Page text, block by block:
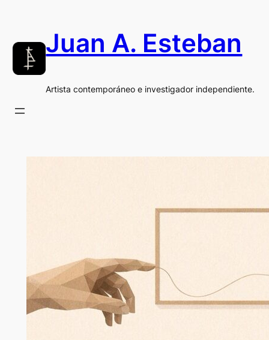
Juan A. Esteban
Artista contemporáneo e investigador independiente.